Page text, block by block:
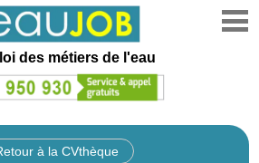
des métiers de l'eau
à la CVthèque